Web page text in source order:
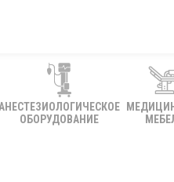
АНЕСТЕЗИОЛОГИЧЕСКОЕ
ОБОРУДОВАНИЕ